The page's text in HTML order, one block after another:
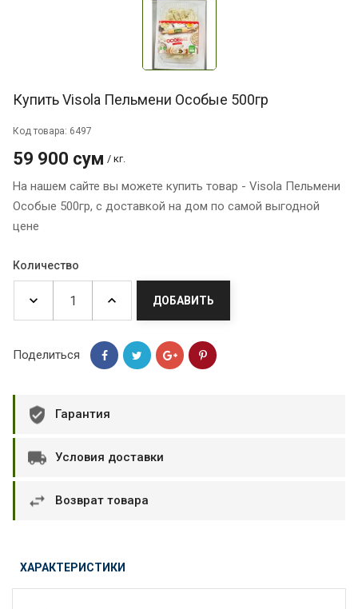
Купить Visola Пельмени Особые 500гр
Код товара: 6497
59 900 сум / кг.
На нашем сайте вы можете купить товар - Visola Пельмени
Особые 500гр, с доставкой на дом по самой выгодной
цене
Количество
ДОБАВИТЬ
Поделиться
Гарантия
Условия доставки
Возврат товара
ХАРАКТЕРИСТИКИ